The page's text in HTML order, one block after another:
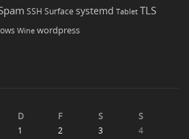
SSH Surface systemd Tablet TLS
Wine wordpress
D F S
S
1
2 3
4